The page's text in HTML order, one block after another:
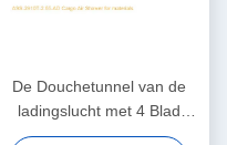
De Douchetunnel van de
ladingslucht met 4 Blad
Autoschuifdeuren